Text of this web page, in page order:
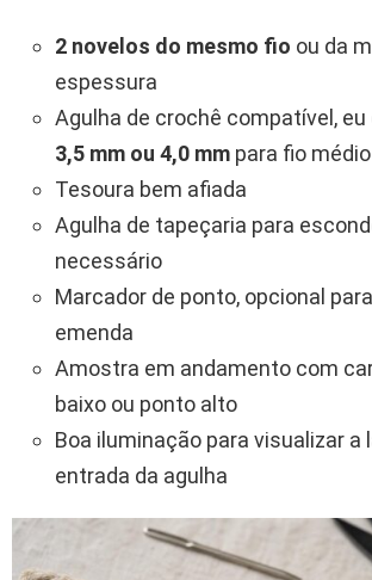
2 novelos do mesmo fio ou da
espessura
Agulha de crochê compatível,
3,5 mm ou 4,0 mm para fio médio
Tesoura bem afiada
Agulha de tapeçaria para
necessário
Marcador de ponto, opcional
emenda
Amostra em andamento com
baixo ou ponto alto
Boa iluminação para visualizar a
entrada da agulha